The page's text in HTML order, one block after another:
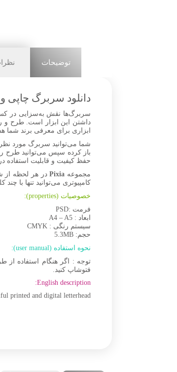
توضیحات
دانلود سربرگ چاپی و
سربرگ‌ها نقش به‌سزایی در کسب و
داشتن این ابزار است. طرح و
ابزاری برای معرفی برند شما
شما می‌توانید سربرگ‌ مورد نظر
باز کرده سپس می‌توانید طرح
حفظ کیفیت و قابلیت استفاده
مجموعه Pixia در هر لحظه از
کامپیوتری می‌توانید تنها با
خصوصیات (properties):
فرمت :PSD
ابعاد : A4 – A5
سیستم رنگی : CMYK
حجم: 5.3MB
نحوه استفاده (user manual):
توجه : اگر هنگام استفاده از
فتوشاپ کنید.
English description:
printed and digital letterhead